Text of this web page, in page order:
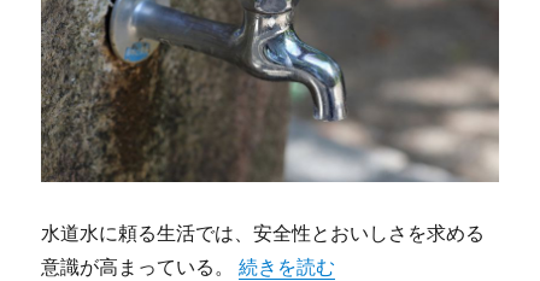
水道水に頼る生活では、安全性とおいしさを求める
意識が高まっている。“毎日の安全とおいしさをかなえ
続きを読む